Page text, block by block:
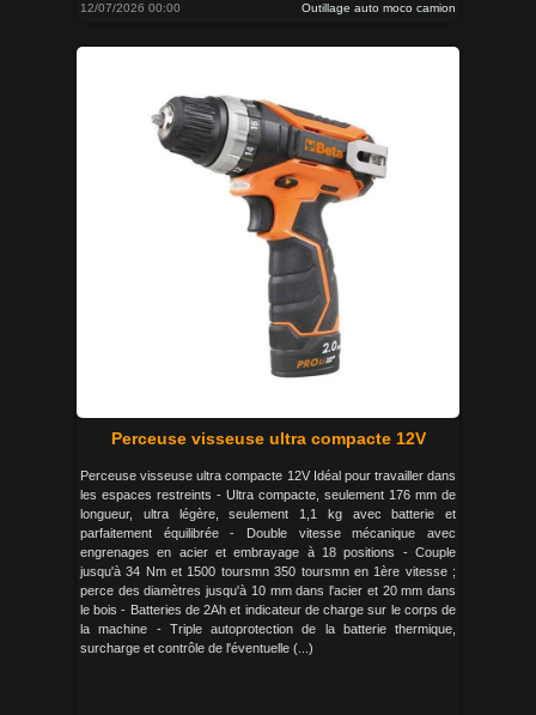
12/07/2026 00:00 Outillage auto moco camion
Perceuse visseuse ultra compacte 12V
Perceuse visseuse ultra compacte 12V Idéal pour travailler dans
les espaces restreints - Ultra compacte, seulement 176 mm de
longueur, ultra légère, seulement 1,1 kg avec batterie et
parfaitement équilibrée - Double vitesse mécanique avec
engrenages en acier et embrayage à 18 positions - Couple
jusqu'à 34 Nm et 1500 toursmn 350 toursmn en 1ère vitesse ;
perce des diamètres jusqu'à 10 mm dans l'acier et 20 mm dans
le bois - Batteries de 2Ah et indicateur de charge sur le corps de
la machine - Triple autoprotection de la batterie thermique,
surcharge et contrôle de l'éventuelle (...)